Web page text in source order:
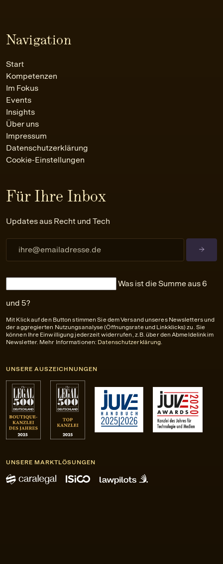
Navigation
Start
Kompetenzen
Im Fokus
Events
Insights
Über uns
Impressum
Datenschutzerklärung
Cookie-Einstellungen
Für Ihre Inbox
Updates aus Recht und Tech
Was ist die Summe aus 6
und 5?
Mit Klick auf den Button stimmen Sie dem Versand unseres Newsletters und
der aggregierten Nutzungsanalyse (Öffnungsrate und Linkklicks) zu. Sie
können Ihre Einwilligung jederzeit widerrufen, z.B. über den Abmeldelink im
Newsletter. Mehr Informationen: Datenschutzerklärung
UNSERE AUSZEICHNUNGEN
UNSERE MARKTLÖSUNGEN